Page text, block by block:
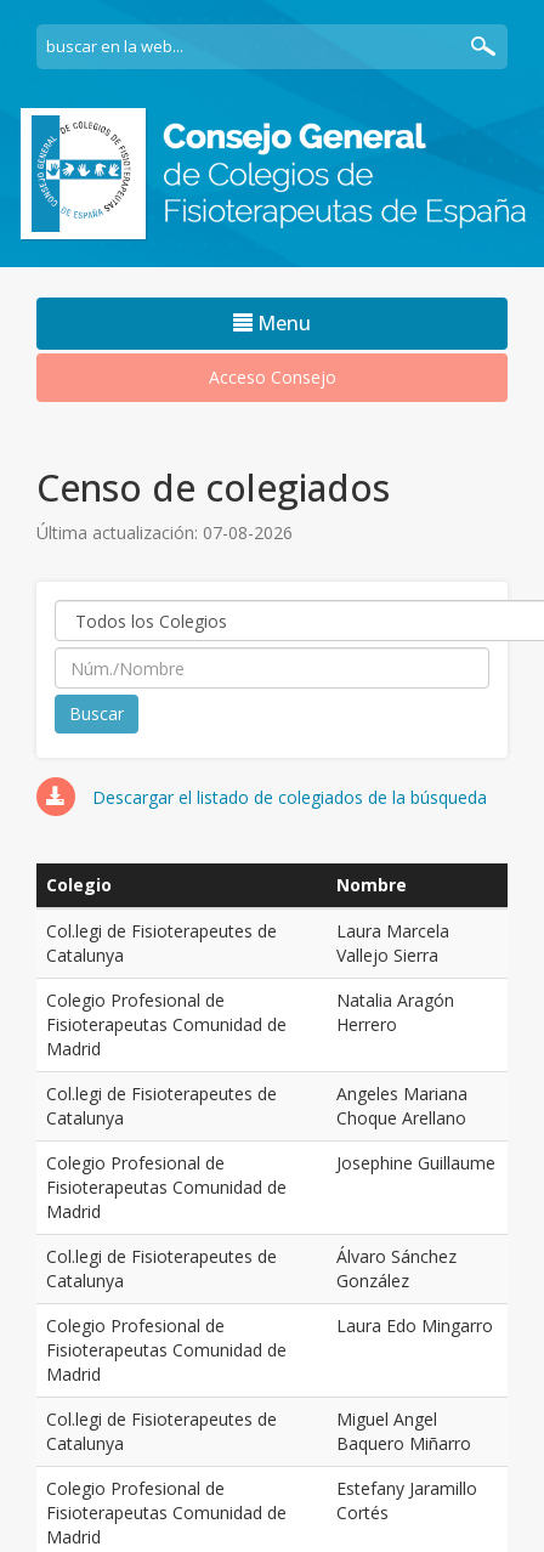
Navegacion
movil
Menu
Acceso Consejo
Censo de colegiados
Última actualización: 07-08-2026
Descargar el listado de colegiados de la búsqueda
Colegio
Nombre
Col.legi de Fisioterapeutes de
Catalunya
Laura Marcela
Vallejo Sierra
Colegio Profesional de
Fisioterapeutas Comunidad de
Madrid
Natalia Aragón
Herrero
Col.legi de Fisioterapeutes de
Catalunya
Angeles Mariana
Choque Arellano
Colegio Profesional de
Fisioterapeutas Comunidad de
Madrid
Josephine Guillaume
Col.legi de Fisioterapeutes de
Catalunya
Álvaro Sánchez
González
Colegio Profesional de
Fisioterapeutas Comunidad de
Madrid
Laura Edo Mingarro
Col.legi de Fisioterapeutes de
Catalunya
Miguel Angel
Baquero Miñarro
Colegio Profesional de
Fisioterapeutas Comunidad de
Madrid
Estefany Jaramillo
Cortés